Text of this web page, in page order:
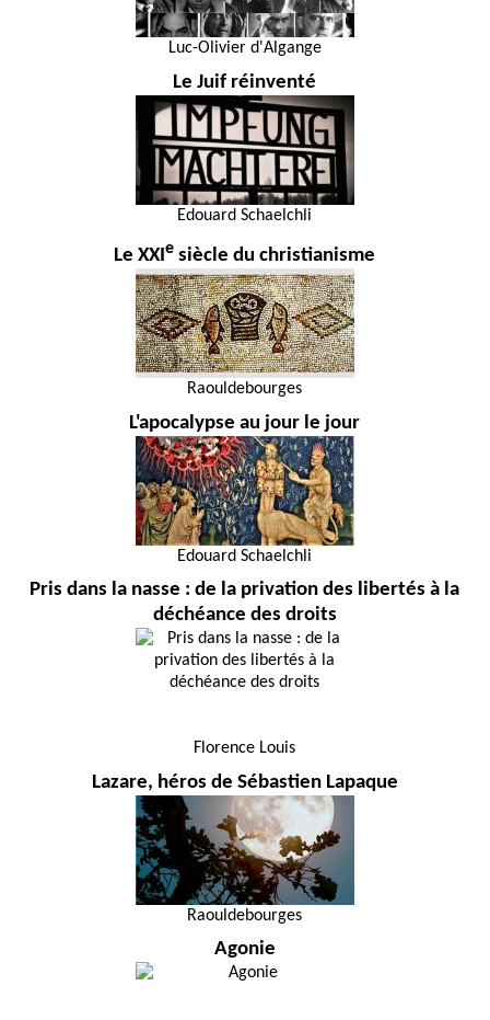
Luc-Olivier d'Algange
Le Juif réinventé
Edouard Schaelchli
Le XXIe siècle du christianisme
Raouldebourges
L'apocalypse au jour le jour
Edouard Schaelchli
Pris dans la nasse : de la privation des libertés à la
déchéance des droits
Florence Louis
Lazare, héros de Sébastien Lapaque
Raouldebourges
Agonie